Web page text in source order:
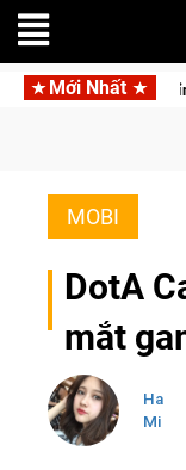
Mới Nhất
Giới Thức Tỉnh, Săn DJI
MOBI
DotA
mắt
Ha
Mi